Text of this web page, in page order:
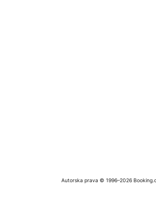
Autorska prava © 1996–2026